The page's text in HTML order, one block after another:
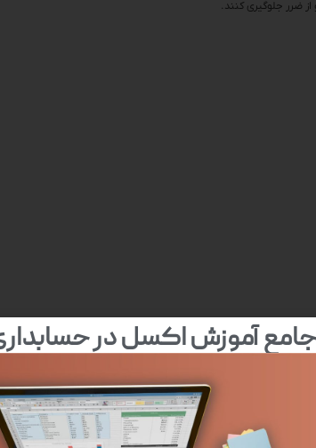
ضرر جلوگیری کنند.
آموزش اکسل در